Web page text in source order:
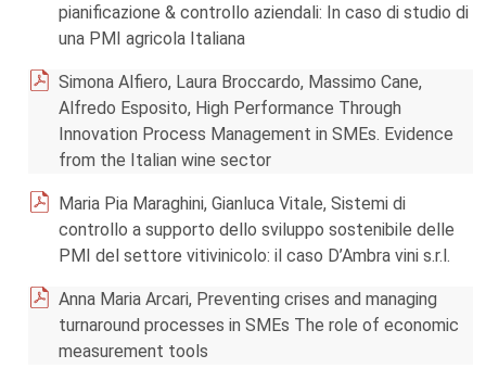
pianificazione & controllo aziendali: In caso di studio di
una PMI agricola Italiana
Simona Alfiero, Laura Broccardo, Massimo Cane,
Alfredo Esposito, High Performance Through
Innovation Process Management in SMEs. Evidence
from the Italian wine sector
Maria Pia Maraghini, Gianluca Vitale, Sistemi di
controllo a supporto dello sviluppo sostenibile delle
PMI del settore vitivinicolo: il caso D’Ambra vini s.r.l.
Anna Maria Arcari, Preventing crises and managing
turnaround processes in SMEs The role of economic
measurement tools